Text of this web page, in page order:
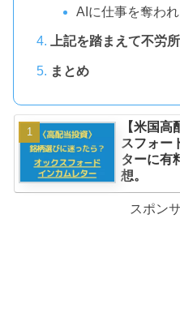
AIに仕事を奪わ
上記を踏まえて不労
まとめ
【米国高
スフォー
ターに有
想。
スポン